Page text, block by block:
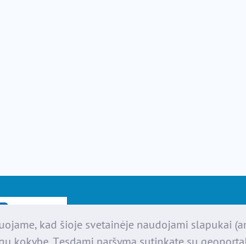
kad šioje svetainėje naudojami slapukai
kokybę. Tęsdami naršymą sutinkate su